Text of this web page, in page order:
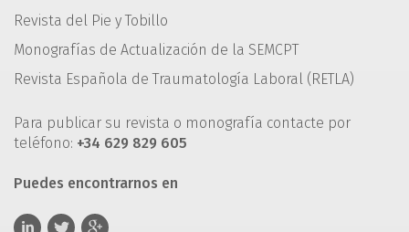
Revista del Pie y Tobillo
Monografías de Actualización de la SEMCPT
Revista Española de Traumatología Laboral (RETLA)
Para publicar su revista o monografía contacte por
teléfono: +34 629 829 605
Puedes encontrarnos en